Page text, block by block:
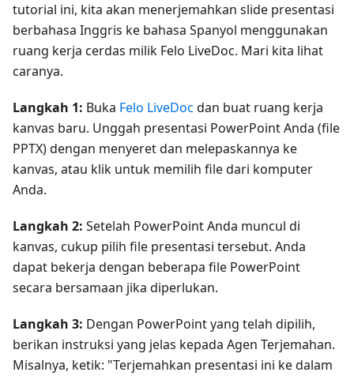
tutorial ini, kita akan menerjemahkan slide presentasi
berbahasa Inggris ke bahasa Spanyol menggunakan
ruang kerja cerdas milik Felo LiveDoc. Mari kita lihat
caranya.
Langkah 1: Buka Felo LiveDoc dan buat ruang kerja
kanvas baru. Unggah presentasi PowerPoint Anda (file
PPTX) dengan menyeret dan melepaskannya ke
kanvas, atau klik untuk memilih file dari komputer
Anda.
Langkah 2: Setelah PowerPoint Anda muncul di
kanvas, cukup pilih file presentasi tersebut. Anda
dapat bekerja dengan beberapa file PowerPoint
secara bersamaan jika diperlukan.
Langkah 3: Dengan PowerPoint yang telah dipilih,
berikan instruksi yang jelas kepada Agen Terjemahan.
Misalnya, ketik: "Terjemahkan presentasi ini ke dalam